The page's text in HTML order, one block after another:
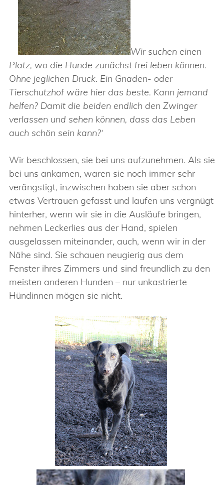
Wir suchen einen
Platz, wo die Hunde zunächst frei leben können.
Ohne jeglichen Druck. Ein Gnaden- oder
Tierschutzhof wäre hier das beste. Kann jemand
helfen? Damit die beiden endlich den Zwinger
verlassen und sehen können, dass das Leben
auch schön sein kann?‘
Wir beschlossen, sie bei uns aufzunehmen. Als sie
bei uns ankamen, waren sie noch immer sehr
verängstigt, inzwischen haben sie aber schon
etwas Vertrauen gefasst und laufen uns vergnügt
hinterher, wenn wir sie in die Ausläufe bringen,
nehmen Leckerlies aus der Hand, spielen
ausgelassen miteinander, auch, wenn wir in der
Nähe sind. Sie schauen neugierig aus dem
Fenster ihres Zimmers und sind freundlich zu den
meisten anderen Hunden – nur unkastrierte
Hündinnen mögen sie nicht.